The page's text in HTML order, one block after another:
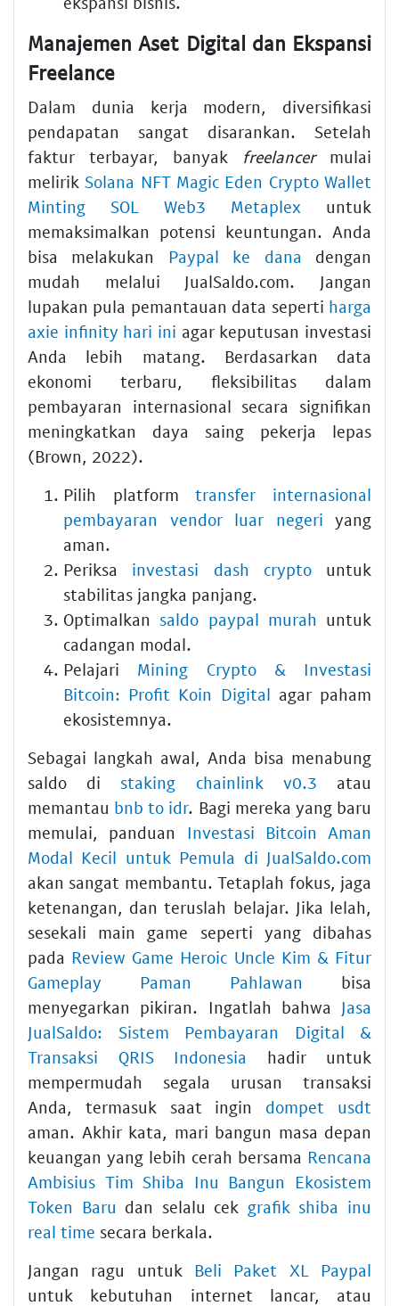
Manajemen Aset Digital dan Ekspansi
Freelance
Dalam dunia kerja modern, diversifikasi
pendapatan sangat disarankan. Setelah
faktur terbayar, banyak freelancermulai
melirikSolana NFT Magic Eden Crypto Wallet
Minting SOL Web3 Metaplex untuk
memaksimalkan potensi keuntungan. Anda
bisa melakukan Paypal ke dana dengan
mudah melalui JualSaldo.com. Jangan
lupakan pula pemantauan data seperti harga
axie infinity hari ini agar keputusan investasi
Anda lebih matang. Berdasarkan data
ekonomi terbaru, fleksibilitas dalam
pembayaran internasional secara signifikan
meningkatkan daya saing pekerja lepas
(Brown, 2022).
Pilih platformtransfer internasional
pembayaran vendor luar negeri yang
aman.
Periksa investasi dash cryptountuk
stabilitas jangka panjang.
Optimalkansaldo paypal murah untuk
cadangan modal.
Pelajari Mining Crypto & Investasi
Bitcoin: Profit Koin Digital agar paham
ekosistemnya.
Sebagai langkah awal, Anda bisa menabung
saldo distaking chainlink v0.3 atau
memantau bnb to idr. Bagi mereka yang baru
memulai, panduan Investasi Bitcoin Aman
Modal Kecil untuk Pemula di JualSaldo.com
akan sangat membantu. Tetaplah fokus, jaga
ketenangan, dan teruslah belajar. Jika lelah,
sesekali main game seperti yang dibahas
pada Review Game Heroic Uncle Kim & Fitur
Gameplay Paman Pahlawan bisa
menyegarkan pikiran. Ingatlah bahwa Jasa
JualSaldo: Sistem Pembayaran Digital &
Transaksi QRIS Indonesia hadir untuk
mempermudah segala urusan transaksi
Anda, termasuk saat ingin dompet usdt
aman. Akhir kata, mari bangun masa depan
keuangan yang lebih cerah bersama Rencana
Ambisius Tim Shiba Inu Bangun Ekosistem
Token Baru dan selalu cek grafik shiba inu
real time secara berkala.
Jangan ragu untuk Beli Paket XL Paypal
untuk kebutuhan internet lancar, atau